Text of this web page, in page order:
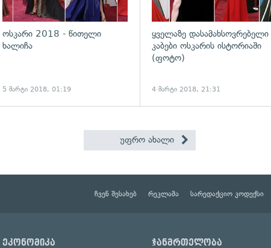
ოსკარი 2018 - წითელი
ხალიჩა
5 მარტი 2018, 01:19
ყველაზე დასამახსოვრებელი
კაბები ოსკარის ისტორიაში
(ფოტო)
4 მარტი 2018, 21:31
უფრო ახალი
ჩვენ შესახებ რეკლამა სარედაქციო კოდექსი
ეკონომიკა ჯანმრთელობა